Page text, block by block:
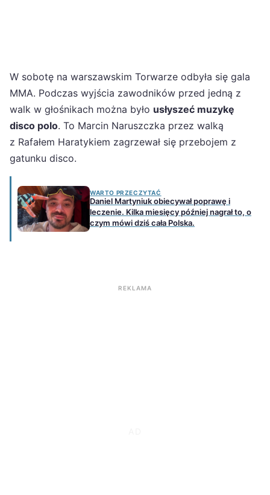
W sobotę na warszawskim Torwarze odbyła się gala
MMA. Podczas wyjścia zawodników przed jedną z
walk w głośnikach można było usłyszeć muzykę
disco polo. To Marcin Naruszczka przez walką
z Rafałem Haratykiem zagrzewał się przebojem z
gatunku disco.
WARTO PRZECZYTAĆ
Daniel Martyniuk obiecywał poprawę i
leczenie. Kilka miesięcy później nagrał to, o
czym mówi dziś cała Polska.
REKLAMA